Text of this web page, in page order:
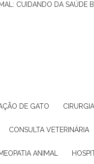
CUIDANDO DA SAÚDE
DE GATO
CONSULTA VETERINÁRIA
ANIMAL